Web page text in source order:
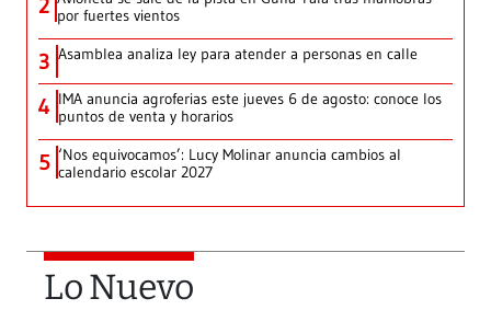
2 por fuertes vientos
3 Asamblea analiza ley para atender a personas en calle
4 IMA anuncia agroferias este jueves 6 de agosto: conoce los
puntos de venta y horarios
5 ‘Nos equivocamos’: Lucy Molinar anuncia cambios al
calendario escolar 2027
Lo Nuevo